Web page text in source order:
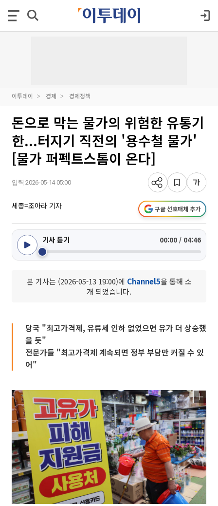
이투데이 경제 경제정책
돈으로 막는 물가의 위험한 유통기
한...터지기 직전의 '용수철 물가'
[물가 퍼펙트스톰이 온다]
입력 2026-05-14 05:00
세종=조아라 기자 구글 선호매체 추가
기사 듣기 00:00 / 04:46
본 기사는 (2026-05-13 19:00)에 Channel5을 통해 소
개 되었습니다.
당국 "최고가격제, 유류세 인하 없었으면 유가 더 상승했
을 듯"
전문가들 "최고가격제 계속되면 정부 부담만 커질 수 있
어"